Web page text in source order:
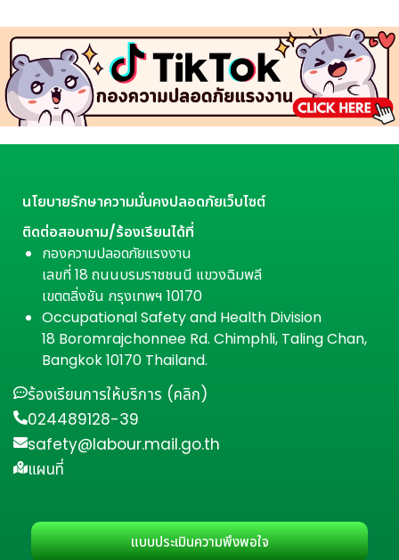
นโยบายรักษาความมั่นคงปลอดภัยเว็บไซต์
ติดต่อสอบถาม/ร้องเรียนได้ที่
กองความปลอดภัยแรงงาน
เลขที่ 18 ถนนบรมราชชนนี แขวงฉิมพลี
เขตตลิ่งชัน กรุงเทพฯ 10170
Occupational Safety and Health Division
18 Boromrajchonnee Rd. Chimphli, Taling Chan,
Bangkok 10170 Thailand.
ร้องเรียนการให้บริการ (คลิก)
024489128-39
safety@labour.mail.go.th
แผนที่
แบบประเมินความพึงพอใจ